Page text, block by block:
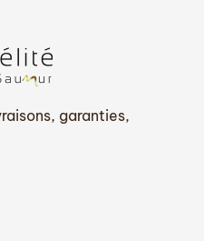
garanties,